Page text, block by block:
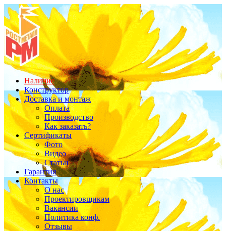
Наличие
Конструктор
Доставка и монтаж
Оплата
Производство
Как заказать?
Сертификаты
Фото
Видео
Статьи
Гарантия
Контакты
О нас
Проектировщикам
Вакансии
Политика конф.
Отзывы